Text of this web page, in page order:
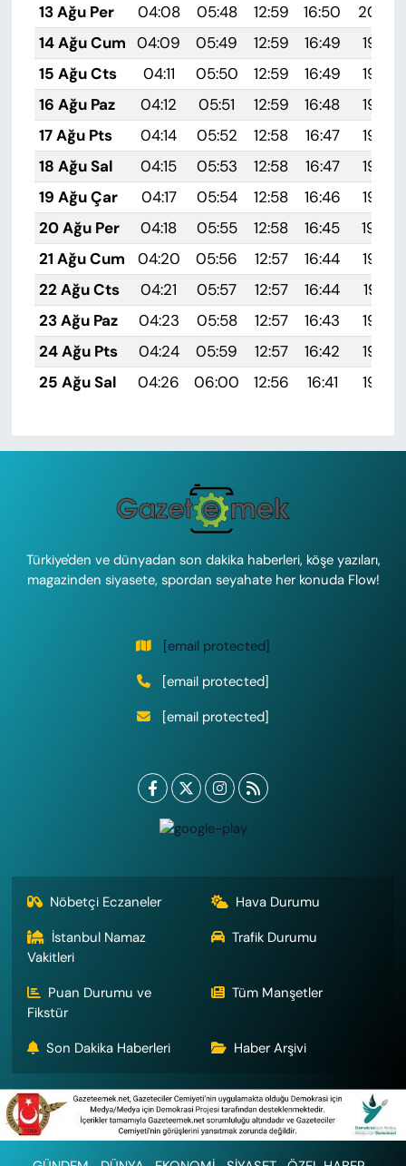
13 Ağu Per
04:08 05:48 12:59 16:50
20:00
14 Ağu Cum
04:09 05:49 12:59 16:49
19:59
15 Ağu Cts
04:11 05:50 12:59 16:49
19:58
16 Ağu Paz
04:12 05:51 12:59 16:48
19:56
17 Ağu Pts
04:14 05:52 12:58 16:47
19:55
18 Ağu Sal
04:15 05:53 12:58 16:47
19:53
19 Ağu Çar
04:17 05:54 12:58 16:46
19:52
20 Ağu Per
04:18 05:55 12:58 16:45
19:50
21 Ağu Cum
04:20 05:56 12:57 16:44
19:49
22 Ağu Cts
04:21 05:57 12:57 16:44
19:47
23 Ağu Paz
04:23 05:58 12:57 16:43
19:46
24 Ağu Pts
04:24 05:59 12:57 16:42
19:44
25 Ağu Sal
04:26 06:00 12:56 16:41 19:42
Türkiye'den ve dünyadan son dakika haberleri, köşe yazıları,
magazinden siyasete, spordan seyahate her konuda Flow!
[email protected]
[email protected]
[email protected]
Nöbetçi Eczaneler
Hava Durumu
İstanbul Namaz
Vakitleri
Trafik Durumu
Puan Durumu ve
Fikstür
Tüm Manşetler
Son Dakika Haberleri Haber Arşivi